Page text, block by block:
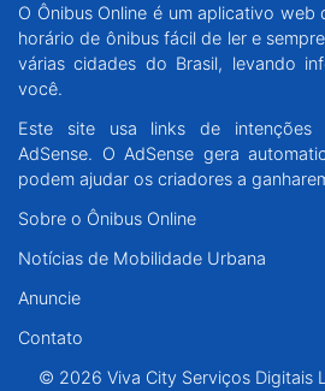
O Ônibus Online é um aplicativo
horário de ônibus fácil de ler e
várias cidades do Brasil, levando
você.
Este site usa links de intenções
AdSense. O AdSense gera
podem ajudar os criadores a
Sobre o Ônibus Online
Notícias de Mobilidade Urbana
Anuncie
Contato
© 2026 Viva City Serviços Digitais